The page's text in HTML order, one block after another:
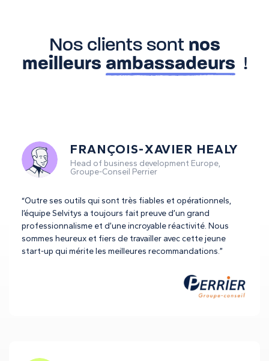
Nos clients sont nos
meilleurs ambassadeurs !
FRANÇOIS-XAVIER HEALY
Head of business development Europe,
Groupe-Conseil Perrier
“Outre ses outils qui sont très fiables et opérationnels,
l’équipe Selvitys a toujours fait preuve d’un grand
professionnalisme et d’une incroyable réactivité. Nous
sommes heureux et fiers de travailler avec cette jeune
start-up qui mérite les meilleures recommandations.”